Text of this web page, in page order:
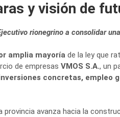
y visión de
rionegrino a consolidar
amplia mayoría de la ley que
de empresas VMOS S.A., un
concretas, empleo
provincia avanza hacia la